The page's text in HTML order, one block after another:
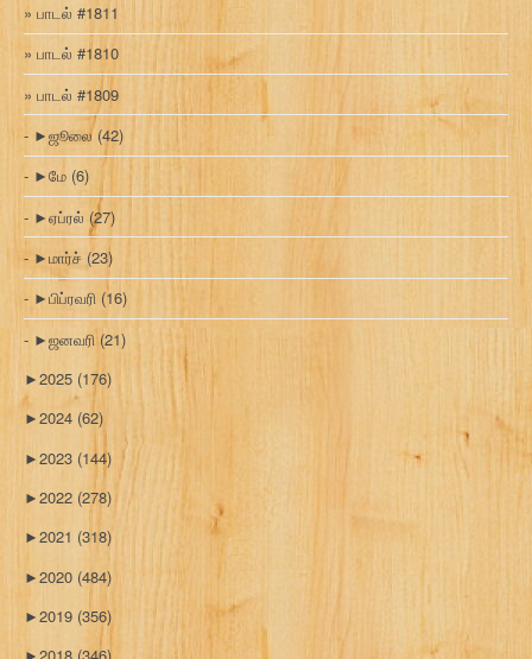
பாடல் #1811
பாடல் #1810
பாடல் #1809
►ஜூலை(42)
►மே (6)
►ஏப்ரல் (27)
►மார்ச் (23)
►பிப்ரவரி (16)
►ஜனவரி (21)
►2025 (176)
►2024 (62)
►2023 (144)
►2022 (278)
►2021 (318)
►2020 (484)
►2019 (356)